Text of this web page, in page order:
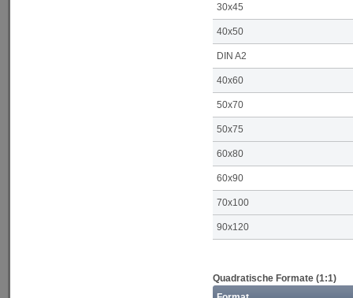
30x45
40x50
DIN A2
40x60
50x70
50x75
60x80
60x90
70x100
90x120
Quadratische Formate (1:1)